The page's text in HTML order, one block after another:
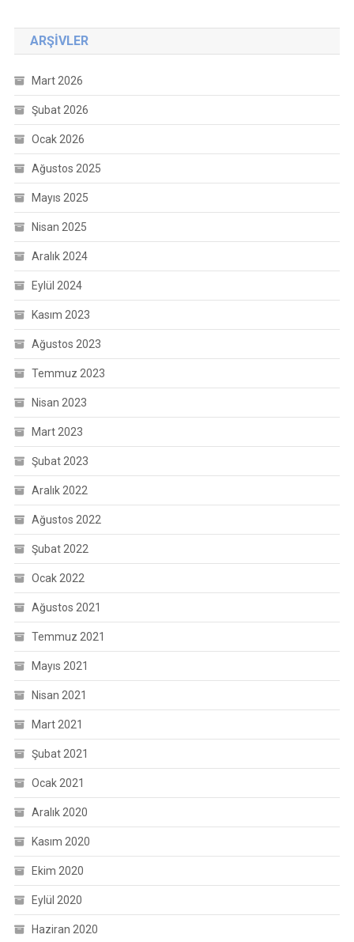
ARŞIVLER
Mart 2026
Şubat 2026
Ocak 2026
Ağustos 2025
Mayıs 2025
Nisan 2025
Aralık 2024
Eylül 2024
Kasım 2023
Ağustos 2023
Temmuz 2023
Nisan 2023
Mart 2023
Şubat 2023
Aralık 2022
Ağustos 2022
Şubat 2022
Ocak 2022
Ağustos 2021
Temmuz 2021
Mayıs 2021
Nisan 2021
Mart 2021
Şubat 2021
Ocak 2021
Aralık 2020
Kasım 2020
Ekim 2020
Eylül 2020
Haziran 2020